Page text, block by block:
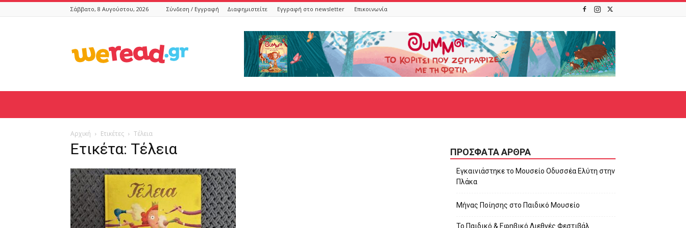
Σάββατο, 8 Αυγούστου, 2026 Σύνδεση / Εγγραφή Διαφημιστείτε Εγγραφή στο newsletter Επικοινωνία
Αρχική Ετικέτες Τέλεια
Ετικέτα: Τέλεια ΠΡΌΣΦΑΤΑ ΆΡΘΡΑ
Εγκαινιάστηκε το Μουσείο Οδυσσέα Ελύτη στην
Πλάκα
Μήνας Ποίησης στο Παιδικό Μουσείο
Το Παιδικό & Εφηβικό Διεθνές Φεστιβάλ